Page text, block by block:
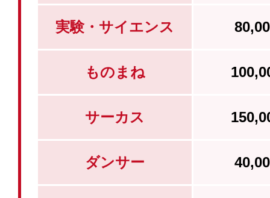
実験・サイエンス
ものまね
サーカス
ダンサー